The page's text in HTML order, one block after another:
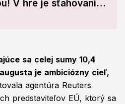
V hre je sťahovanie
sa celej sumy 10,4
je ambiciózny cieľ,
agentúra Reuters
predstaviteľov EÚ, ktorý sa